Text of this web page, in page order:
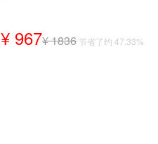
¥ 967¥ 1836 节省了约 47.33%